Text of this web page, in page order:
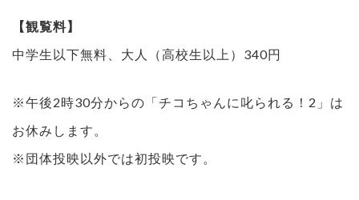
【観覧料】
中学生以下無料、大人（高校生以上）340円
※午後2時30分からの「チコちゃんに叱られる！2」は
お休みします。
※団体投映以外では初投映です。